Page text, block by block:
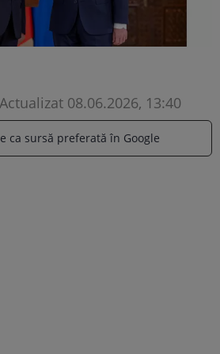
Actualizat 08.06.2026, 13:40
ca sursă preferată în Google